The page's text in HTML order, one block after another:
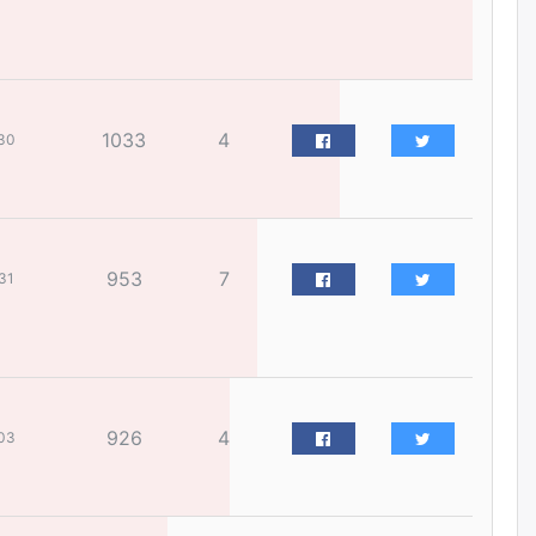
ээлжийн 6 блок орон сууцны
барилга угсралтын ажил
Цагдаагийн дэд хурандаа
Д.Будзаан: Хүүхдийн эсрэг
бэлгийн хүчирхийлэл үйлдвэл
“Аяллын газрын зураг”-ийн
1033 4
953 7
926 4